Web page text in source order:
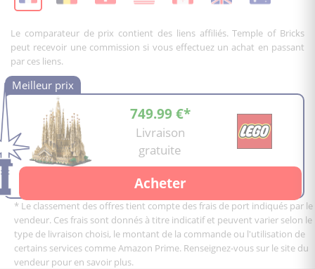
Le comparateur de prix contient des liens affiliés. Temple of Bricks
peut recevoir une commission si vous effectuez un achat en passant
par ces liens.
749.99 €*
Livraison
gratuite
Acheter
* Le classement des offres tient compte des frais de port indiqués par le
vendeur. Ces frais sont donnés à titre indicatif et peuvent varier selon le
type de livraison choisi, le montant de la commande ou l'utilisation de
certains services comme Amazon Prime. Renseignez-vous sur le site du
vendeur pour en savoir plus.